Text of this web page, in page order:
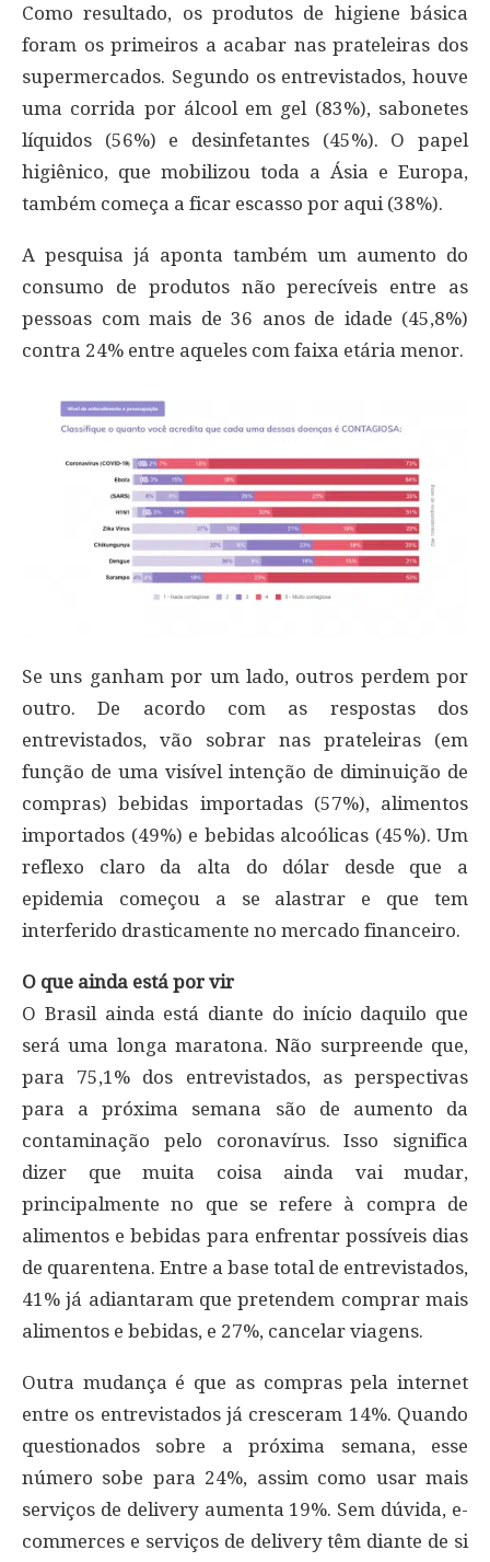
Como resultado, os produtos de higiene básica
foram os primeiros a acabar nas prateleiras dos
supermercados. Segundo os entrevistados, houve
uma corrida por álcool em gel (83%), sabonetes
líquidos (56%) e desinfetantes (45%). O papel
higiênico, que mobilizou toda a Ásia e Europa,
também começa a ficar escasso por aqui (38%).
A pesquisa já aponta também um aumento do
consumo de produtos não perecíveis entre as
pessoas com mais de 36 anos de idade (45,8%)
contra 24% entre aqueles com faixa etária menor.
Se uns ganham por um lado, outros perdem por
outro. De acordo com as respostas dos
entrevistados, vão sobrar nas prateleiras (em
função de uma visível intenção de diminuição de
compras) bebidas importadas (57%), alimentos
importados (49%) e bebidas alcoólicas (45%). Um
reflexo claro da alta do dólar desde que a
epidemia começou a se alastrar e que tem
interferido drasticamente no mercado financeiro.
O que ainda está por vir
O Brasil ainda está diante do início daquilo que
será uma longa maratona. Não surpreende que,
para 75,1% dos entrevistados, as perspectivas
para a próxima semana são de aumento da
contaminação pelo coronavírus. Isso significa
dizer que muita coisa ainda vai mudar,
principalmente no que se refere à compra de
alimentos e bebidas para enfrentar possíveis dias
de quarentena. Entre a base total de entrevistados,
41% já adiantaram que pretendem comprar mais
alimentos e bebidas, e 27%, cancelar viagens.
Outra mudança é que as compras pela internet
entre os entrevistados já cresceram 14%. Quando
questionados sobre a próxima semana, esse
número sobe para 24%, assim como usar mais
serviços de delivery aumenta 19%. Sem dúvida, e-
commerces e serviços de delivery têm diante de si